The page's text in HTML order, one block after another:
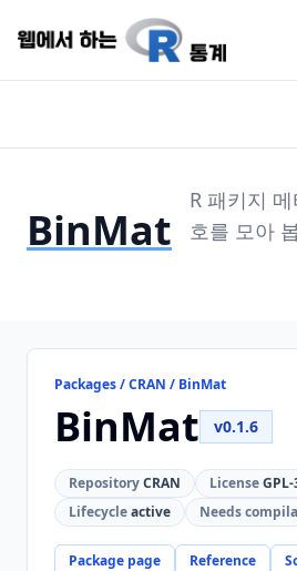
BinMat
R 패키지
호를 모아
Packages / CRAN / BinMat
BinMat v0.1.6
RepositoryCRAN LicenseGPL-
Lifecycleactive Needs
Package page Reference